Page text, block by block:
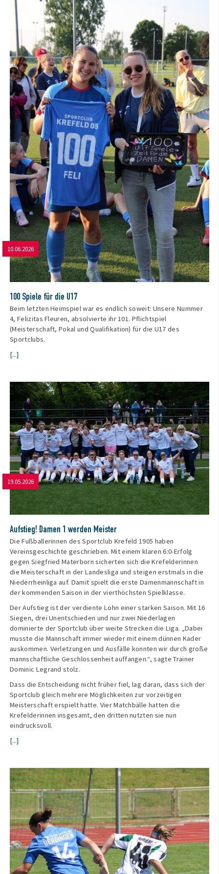
10.06.2026
100 Spiele für die U17
Beim letzten Heimspiel war es endlich soweit: Unsere Nummer
4, Felizitas Fleuren, absolvierte ihr 101. Pflichtspiel
(Meisterschaft, Pokal und Qualifikation) für die U17 des
Sportclubs.
[...]
19.05.2026
Aufstieg! Damen 1 werden Meister
Die Fußballerinnen des Sportclub Krefeld 1905 haben
Vereinsgeschichte geschrieben. Mit einem klaren 6:0-Erfolg
gegen Siegfried Materborn sicherten sich die Krefelderinnen
die Meisterschaft in der Landesliga und steigen erstmals in die
Niederrheinliga auf. Damit spielt die erste Damenmannschaft in
der kommenden Saison in der vierthöchsten Spielklasse.
Der Aufstieg ist der verdiente Lohn einer starken Saison. Mit 16
Siegen, drei Unentschieden und nur zwei Niederlagen
dominierte der Sportclub über weite Strecken die Liga. „Dabei
musste die Mannschaft immer wieder mit einem dünnen Kader
auskommen. Verletzungen und Ausfälle konnten wir durch große
mannschaftliche Geschlossenheit auffangen.“, sagte Trainer
Dominic Legrand stolz.
Dass die Entscheidung nicht früher fiel, lag daran, dass sich der
Sportclub gleich mehrere Möglichkeiten zur vorzeitigen
Meisterschaft erspielt hatte. Vier Matchbälle hatten die
Krefelderinnen insgesamt, den dritten nutzten sie nun
eindrucksvoll.
[...]